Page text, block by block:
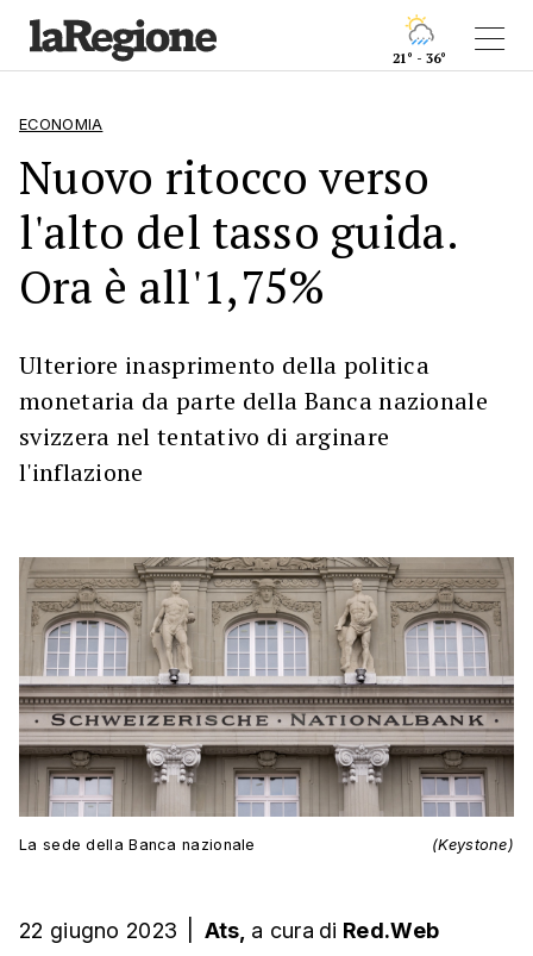
21° - 36°
ECONOMIA
Nuovo ritocco verso
l'alto del tasso guida.
Ora è all'1,75%
Ulteriore inasprimento della politica
monetaria da parte della Banca nazionale
svizzera nel tentativo di arginare
l'inflazione
La sede della Banca nazionale (Keystone)
22 giugno 2023 Ats, a cura di Red.Web